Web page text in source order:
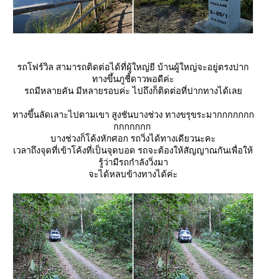
รถโฟร์วิล สามารถติดต่อได้ที่ผู้ใหญ่ยี บ้านผู้ใหญ่จะอยู่ตรงปาก
ทางขึ้นภูชี้ดาวพอดีค่ะ
รถมีหลายคัน มีหลายรอบค่ะ ไปถึงก็ติดต่อที่ปากทางได้เล
ทางขึ้นลัดเลาะไปตามเขา สูงชันบางช่วง ทางขรุขระมากกกกกกก
กกกกกกก
บางช่วงก็โค้งหักศอก รถวิ่งได้ทางเดียวนะคะ
เวลาถึงจุดที่เข้าโค้งที่เป็นจุดบอด รถจะต้องให้สัญญาณกันเพื่อให้
รู้ว่ามีรถกำลังวิ่งมา
จะได้หลบข้างทางได้ค่ะ